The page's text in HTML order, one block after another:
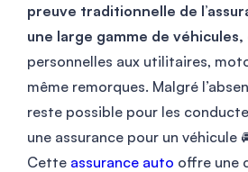
preuve traditionnelle de
une large gamme de véhicules,
personnelles aux utilitaires,
même remorques. Malgré
reste possible pour les
une assurance pour un véhicule
Cette assurance auto offre une